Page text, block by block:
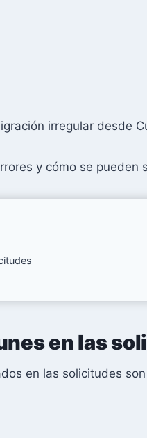
irregular desde
y cómo se pueden
en las
en las solicitudes